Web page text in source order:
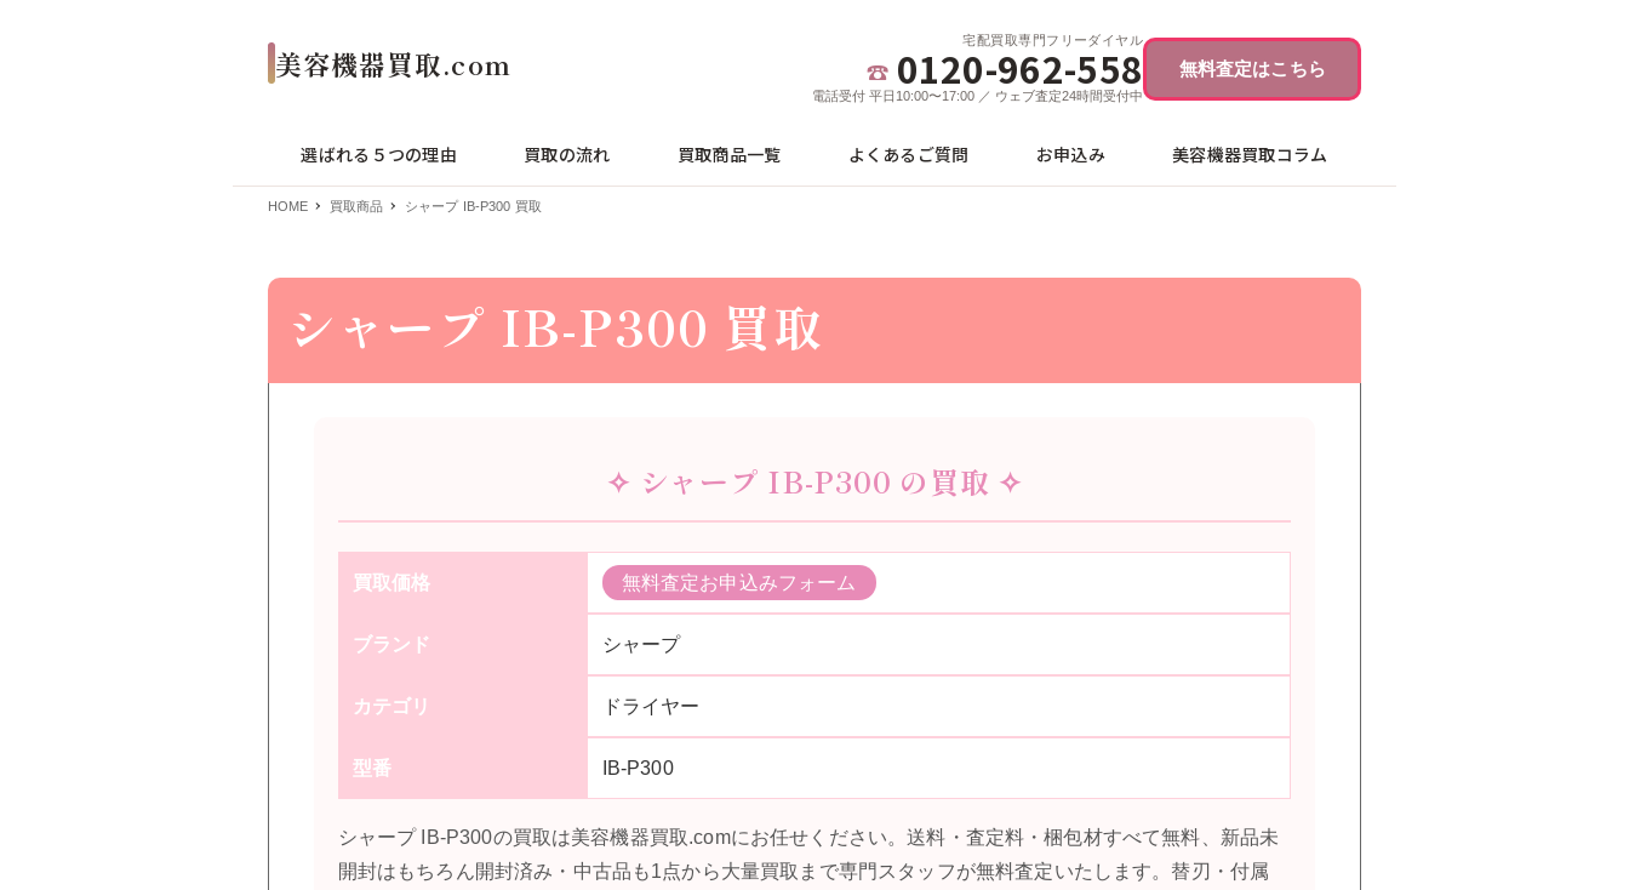
宅配買取専門フリーダイヤル
0120-962-558
電話受付 平日10:00〜17:00 ／ ウェブ査定24時間受付中
無料査定はこちら
選ばれる５つの理由 買取の流れ 買取商品一覧 よくあるご質問 お申込み 美容機器買取コラム
HOME 買取商品 シャープ IB-P300 買取
シャープ IB-P300 買取
✧ シャープ IB-P300 の買取 ✧
買取価格 無料査定お申込みフォーム
ブランド シャープ
カテゴリ ドライヤー
型番 IB-P300
シャープ IB-P300の買取は美容機器買取.comにお任せください。送料・査定料・梱包材すべて無料、新品未
開封はもちろん開封済み・中古品も1点から大量買取まで専門スタッフが無料査定いたします。替刃・付属